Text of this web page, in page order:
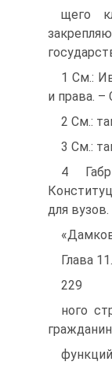
щего
1 См.:
и права. –
2 См.:
3 См.:
4
для
Глава
229
ного